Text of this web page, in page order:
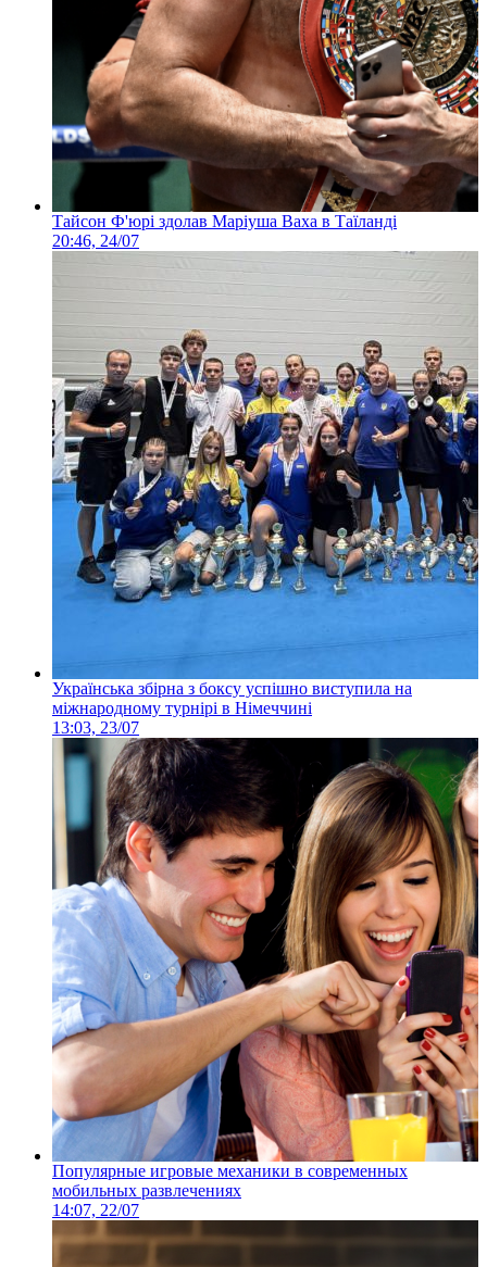
Тайсон Ф'юрі здолав Маріуша Ваха в Таїланді
20:46, 24/07
Українська збірна з боксу успішно виступила на
міжнародному турнірі в Німеччині
13:03, 23/07
Популярные игровые механики в современных
мобильных развлечениях
14:07, 22/07